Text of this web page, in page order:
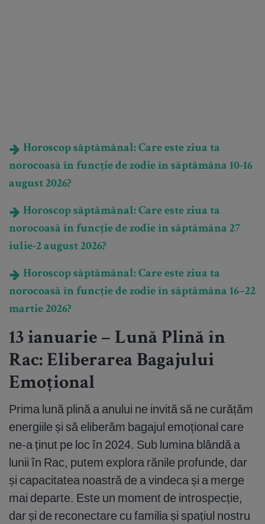
Horoscop săptămânal: Care este ziua ta
norocoasă în funcție de zodie în săptămâna 10-16
august 2026?
Horoscop săptămânal: Care este ziua ta
norocoasă în funcție de zodie în săptămâna 27
iulie-2 august 2026?
Horoscop săptămânal: Care este ziua ta
norocoasă în funcție de zodie în săptămâna 16–22
martie 2026?
13 ianuarie – Lună Plină în
Rac: Eliberarea Bagajului
Emoțional
Prima lună plină a anului ne invită să ne curățăm
energiile și să eliberăm bagajul emoțional care
ne-a ținut pe loc în 2024. Sub lumina blândă a
lunii în Rac, putem explora rănile profunde, dar
și capacitatea noastră de a vindeca și a merge
mai departe. Este un moment de introspecție,
dar și de reconectare cu familia și spațiul nostru